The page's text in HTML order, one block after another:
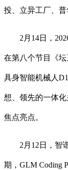
投、立异工厂、普
2月14日，2026
在第八个节目《
具身智能机械人
想、领先的一体
焦点亮点。
2月12日，智谱
期，GLM Coding